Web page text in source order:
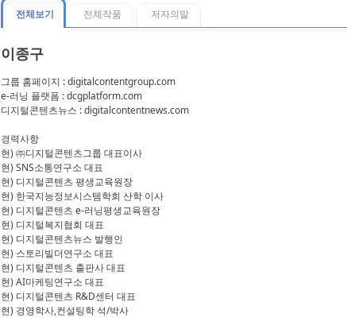
전체보기 전체작품 저자의말
이종구
그룹 홈페이지 : digitalcontentgroup.com
e-러닝 플랫폼 : dcgplatform.com
디지털콘텐츠뉴스 : digitalcontentnews.com
경력사항
현) ㈜디지털콘텐츠그룹 대표이사
현) SNS소통연구소 대표
현) 디지털콘텐츠 평생교육원장
현) 한국지능정보시스템학회 산학 이사
현) 디지털콘텐츠 e-러닝평생교육원장
현) 디지털복지협회 대표
현) 디지털콘텐츠뉴스 발행인
현) 스토리빌더연구소 대표
현) 디지털콘텐츠 출판사 대표
현) AI마케팅연구소 대표
현) 디지털콘텐츠 R&D센터 대표
현) 경영학사,컨설팅학 석/박사